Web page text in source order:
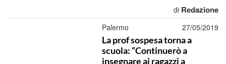
di Redazione
Palermo 27/05/2019
La prof sospesa torna a
scuola: “Continuerò a
insegnare ai ragazzi a